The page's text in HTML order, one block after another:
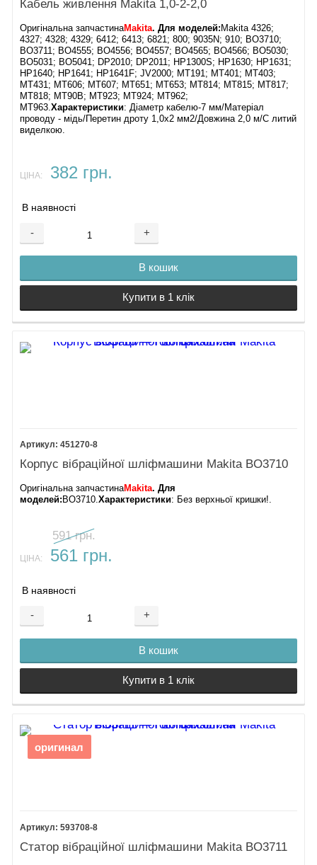
Кабель живлення Makita 1,0-2-2,0
Оригінальна запчастинаMakita. Для моделей: Makita 4326;
4327; 4328; 4329; 6412; 6413; 6821; 800; 9035N; 910; BO3710;
BO3711; BO4555; BO4556; BO4557; BO4565; BO4566; BO5030;
BO5031; BO5041; DP2010; DP2011; HP1300S; HP1630; HP1631;
HP1640; HP1641; HP1641F; JV2000; MT191; MT401; MT403;
MT431; MT606; MT607; MT651; MT653; MT814; MT815; MT817;
MT818; MT90B; MT923; MT924; MT962;
MT963.Характеристики: Діаметр кабелю-7 мм/Матеріал
проводу - мідь/Перетин дроту 1,0х2 мм2/Довжина 2,0 м/С литий
виделкою.
ЦІНА: 382 грн.
В наявності
- +
В кошик
Купити в 1 клік
451270-8
Корпус вібраційної шліфмашини Makita BO3710
Оригінальна запчастинаMakita. Для
моделей: BO3710.Характеристики: Без верхньої кришки!.
591 грн.
ЦІНА: 561 грн.
В наявності
- +
В кошик
Купити в 1 клік
оригинал
593708-8
Статор вібраційної шліфмашини Makita BO3711